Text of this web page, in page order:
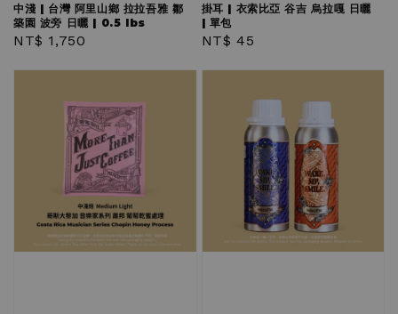
中淺 | 台灣 阿里山鄉 拉拉吾雅 鄒
築園 波旁 日曬 | 0.5 lbs
Regular
NT$ 1,750
掛耳 | 衣索比亞 谷吉 烏拉嘎 日曬
| 單包
Regular
NT$ 45